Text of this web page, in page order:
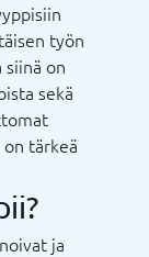
työn
siinä on
sekä
tärkeä
ja